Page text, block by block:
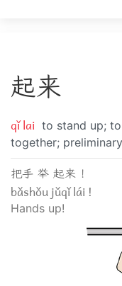
起来
qǐ lai to stand up;
together;
把手 举 起来 ！
bǎshǒu jǔqǐ lái !
Hands up!